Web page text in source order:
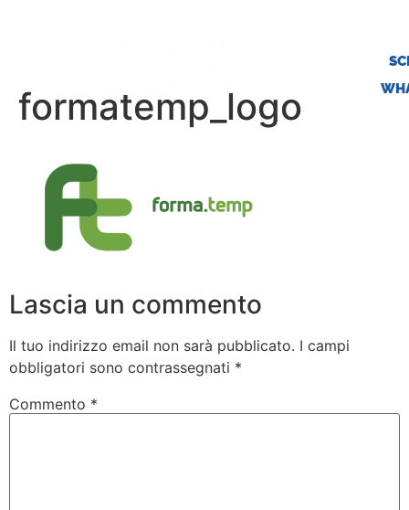
formatemp_logo
Lascia un commento
Il tuo indirizzo email non sarà pubblicato. I campi
obbligatori sono contrassegnati *
Commento *